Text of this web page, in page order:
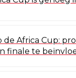
Africa Cup:
finale te